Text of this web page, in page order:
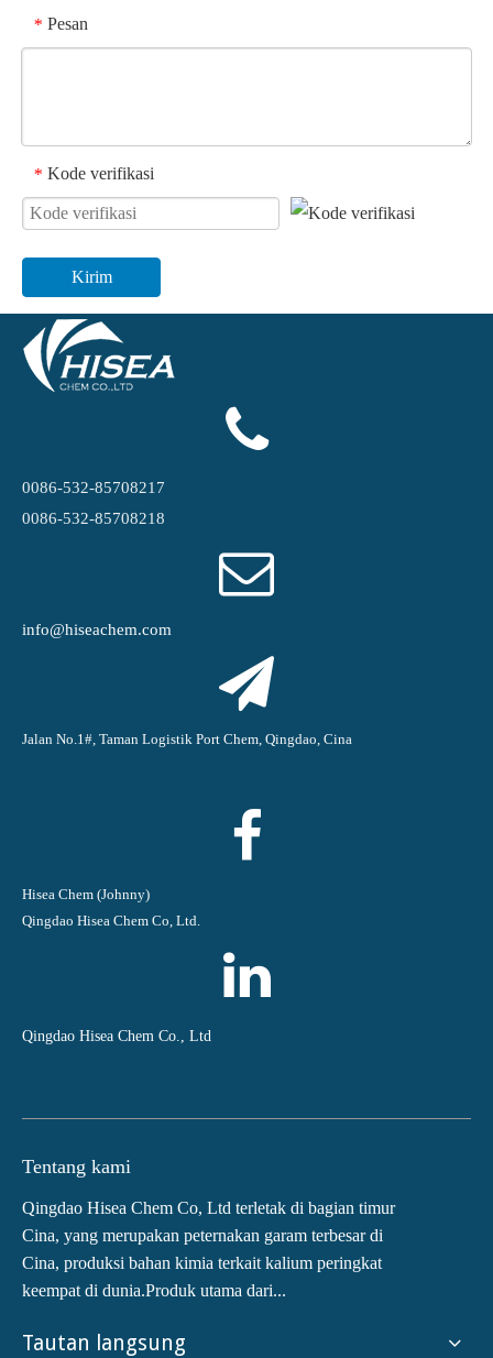
* Pesan
* Kode verifikasi
Kirim
0086-532-85708217
0086-532-85708218
info@hiseachem.com
Jalan No.1#, Taman Logistik Port Chem, Qingdao, Cina
Hisea Chem (Johnny)
Qingdao Hisea Chem Co, Ltd.
Qingdao Hisea Chem Co., Ltd
Tentang kami
Qingdao Hisea Chem Co, Ltd terletak di bagian timur
Cina, yang merupakan peternakan garam terbesar di
Cina, produksi bahan kimia terkait kalium peringkat
keempat di dunia.Produk utama dari...
Tautan langsung